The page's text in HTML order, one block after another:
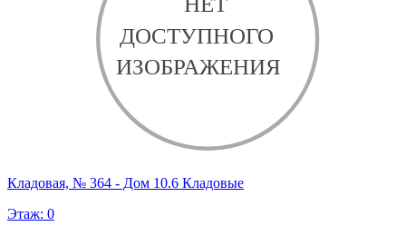
Кладовая, № 364 - Дом 10.6 Кладовые
Этаж: 0